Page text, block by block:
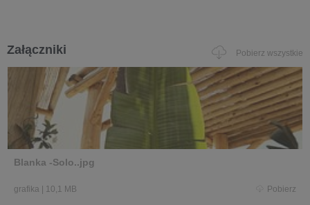
Załączniki Pobierz wszystkie
Blanka -Solo..jpg
grafika 10,1 MB Pobierz